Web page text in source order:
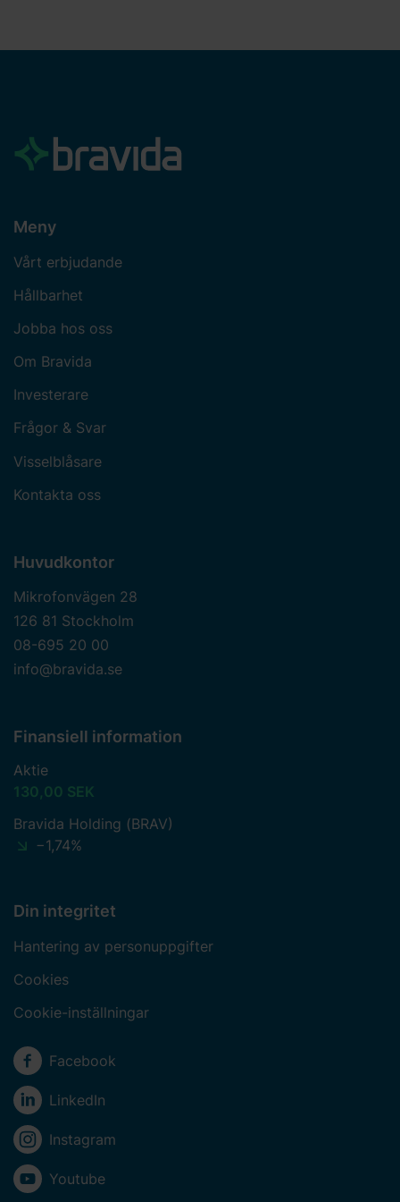
Meny
Vårt erbjudande
Hållbarhet
Jobba hos oss
Om Bravida
Investerare
Frågor & Svar
Visselblåsare
Kontakta oss
Huvudkontor
Mikrofonvägen 28
126 81 Stockholm
08-695 20 00
info@bravida.se
Finansiell information
Aktie
130,00 SEK
Bravida Holding (BRAV)
−1,74%
Din integritet
Hantering av personuppgifter
Cookies
Cookie-inställningar
Sociala medier
Facebook
LinkedIn
Instagram
Youtube